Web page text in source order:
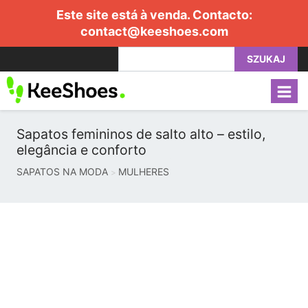
Este site está à venda. Contacto:
contact@keeshoes.com
SZUKAJ
Sapatos femininos de salto alto – estilo,
elegância e conforto
SAPATOS NA MODA MULHERES